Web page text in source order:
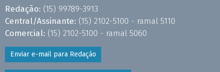
Redação: (15) 99789-3913
Central/Assinante: (15) 2102-5100 - ramal 5110
Comercial: (15) 2102-5100 - ramal 5060
Enviar e-mail para Redação